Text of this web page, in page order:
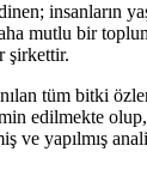
insanların
mutlu bir
şirkettir.
tüm bitki
edilmekte
ve yapılmış